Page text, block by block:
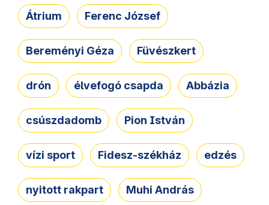
Átrium Ferenc József
Bereményi Géza Füvészkert
drón élvefogó csapda Abbázia
csúszdadomb Pion István
vízi sport Fidesz-székház edzés
nyitott rakpart Muhi András